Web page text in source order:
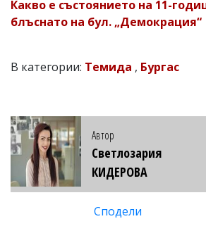
Какво е състоянието на 11-
блъснато на бул. „Демокрация“
В категории: Темида , Бургас
Автор
Светлозария
КИДЕРОВА
Сподели